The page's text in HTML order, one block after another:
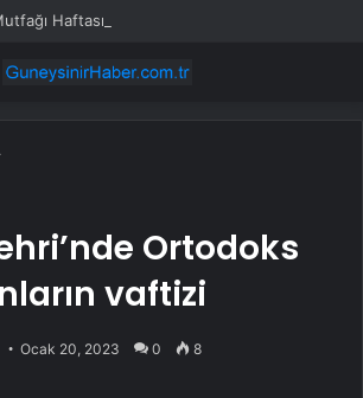
Haftası: Sofrada Miras
Ortodoks
vaftizi
Ocak 20, 2023 0 8